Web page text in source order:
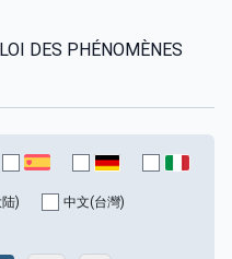
DES PHÉNOMÈNES
) 中文(台灣)